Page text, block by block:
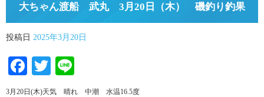
大ちゃん渡船 武丸 3月20日（木） 磯釣り釣果
投稿日 2025年3月20日
Facebook
Twitter
3月20日(木)天気 晴れ 中潮 水温16.5度